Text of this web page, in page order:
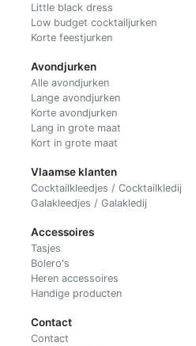
Little black dress
Low budget cocktailjurken
Korte feestjurken
Avondjurken
Alle avondjurken
Lange avondjurken
Korte avondjurken
Lang in grote maat
Kort in grote maat
Vlaamse klanten
Cocktailkleedjes / Cocktailkledij
Galakleedjes / Galakledij
Accessoires
Tasjes
Bolero's
Heren accessoires
Handige producten
Contact
Contact